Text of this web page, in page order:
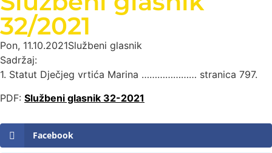
32/2021
Pon, 11.10.2021Službeni glasnik
Sadržaj:
1. Statut Dječjeg vrtića Marina ………………… stranica 797.
PDF: Službeni glasnik 32-2021
Facebook